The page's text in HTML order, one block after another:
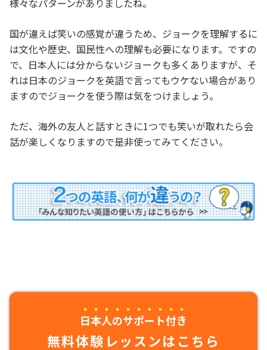
様々なパターンがありましたね。
国が違えば笑いの感覚が違うため、ジョークを理解するに
は文化や歴史、国民性への理解も必要になります。ですの
で、日本人には分からないジョークも多くありますが、そ
れは日本のジョークを英語で言ってもウケない場合があり
ますのでジョークを使う際は気をつけましょう。
ただ、海外の友人と話すときに1つでも笑いが取れたら会
話が楽しくなりますので是非使ってみてください。
日本人のサポート付き
無料体験レッスンはこちら